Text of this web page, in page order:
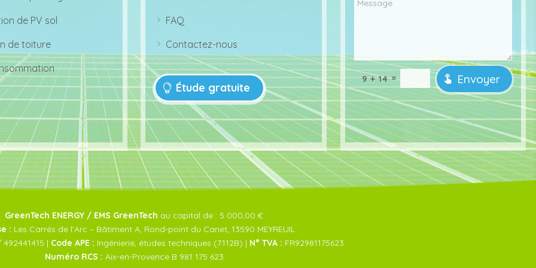
de PV sol
de toiture
ic
ri
g
ic
o
n
o
ri
g
ht
ic
o
n
o
w
ri
g
ht
ic
o
n
FAQ
ar
r
o
w
ri
g
ht
ic
n
Contactez-nous
Étude gratuite
9 + 14= Envoyer
GreenTech ENERGY / EMS GreenTech au capital de : 5 000,00 €
: Les Carrés de l’Arc – Bâtiment A, Rond-point du Canet, 13590 MEYREUIL
492441415 | Code APE : Ingénierie, études techniques (7112B) | N° TVA : FR92981175623
Numéro RCS : Aix-en-Provence B 981 175 623